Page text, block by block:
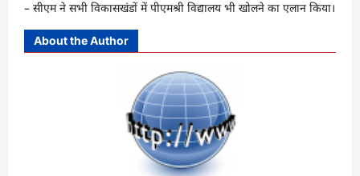
– सीएम ने सभी विकासखंडों में पीएमश्री विद्यालय भी खोलने का एलान किया।
About the Author